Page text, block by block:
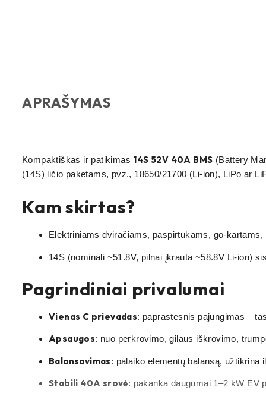
APRAŠYMAS
Kompaktiškas ir patikimas 14S 52V 40A BMS (Battery
(14S) ličio paketams, pvz., 18650/21700 (Li-ion), LiPo ar
Kam skirtas?
Elektriniams dviračiams, paspirtukams, go-kartams,
14S (nominali ~51.8V, pilnai įkrauta ~58.8V Li-ion)
Pagrindiniai privalumai
Vienas C prievadas: paprastesnis pajungimas –
Apsaugos: nuo perkrovimo, gilaus iškrovimo,
Balansavimas: palaiko elementų balansą, užtikrina
Stabili 40A srovė: pakanka daugumai 1–2 kW EV